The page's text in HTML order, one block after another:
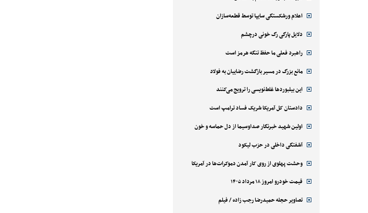
اعلام ورشکستگی سایپا توسط قطعه‌سازان
دلایل پارگی رگ خونی درچشم
راهبرد فعلی ما حفظ تنگه هرمز است
مانع بزرگ در مسیر بازگشت رضاییان به فولاد
این بیلبوردها غلط‌نویسی را ترویج می‌کنند
دادستان کل آمریکا شریک فساد ترامپ است
اولین شهید خبرنگار صداوسیما از دل حماسه و خون
آشفتگی داخلی در حزب لیکود
وحشت پهلوی از روی کار آمدن دموکرات‌ها در آمریکا
قیمت خودرو امروز ۱۸ مرداد ۱۴۰۵
تصاویر حجله حمیدرضا رجب زاده / فیلم